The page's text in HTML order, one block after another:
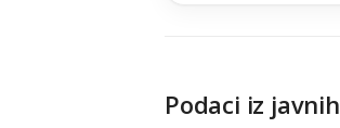
Podaci iz